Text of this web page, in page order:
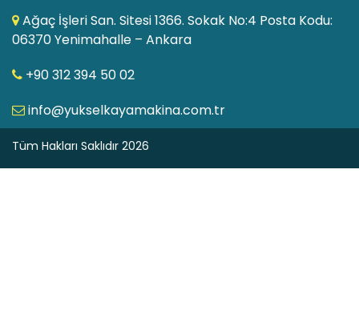
Ağaç İşleri San. Sitesi 1366. Sokak No:4 Posta Kodu:
06370 Yenimahalle – Ankara
+90 312 394 50 02
info@yukselkayamakina.com.tr
Tüm Hakları Saklıdır 2026